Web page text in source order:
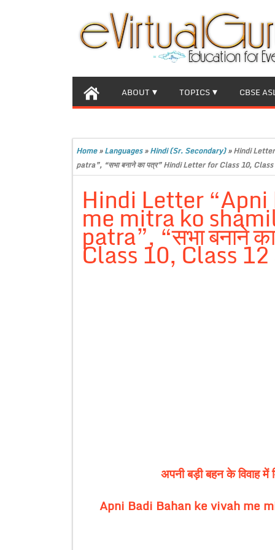
ABOUT TOPICS CBSE
Home»Languages»Hindi (Sr. Secondary)»Hindi
patra”, “सभा बनाने का पत्र” Hindi Letter for Class 10,
Hindi Letter
me mitra ko
patra”, “सभा बनाने
Class 10, Class
अपनी बड़ी बहन के विवाह में
Apni Badi Bahan ke vivah me